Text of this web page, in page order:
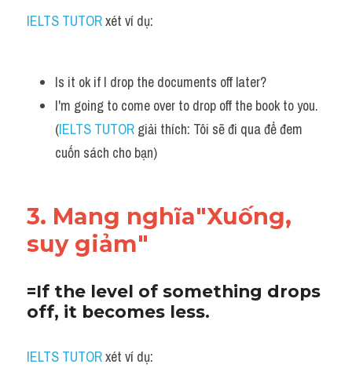
IELTS TUTOR xét ví dụ:
Is it ok if I drop the documents off later?
I'm going to come over to drop off the book to you.
(IELTS TUTOR giải thích: Tôi sẽ đi qua để đem
cuốn sách cho bạn)
3. Mang nghĩa"Xuống,
suy giảm"
=If the level of something drops
off, it becomes less.
IELTS TUTOR xét ví dụ: